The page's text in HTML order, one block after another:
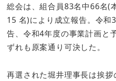
総会は、組合員83名中66名(
15 名)により成立報告。令和
告、令和4年度の事業計画と
ずれも原案通り可決した。
再選された堀井理事長は挨